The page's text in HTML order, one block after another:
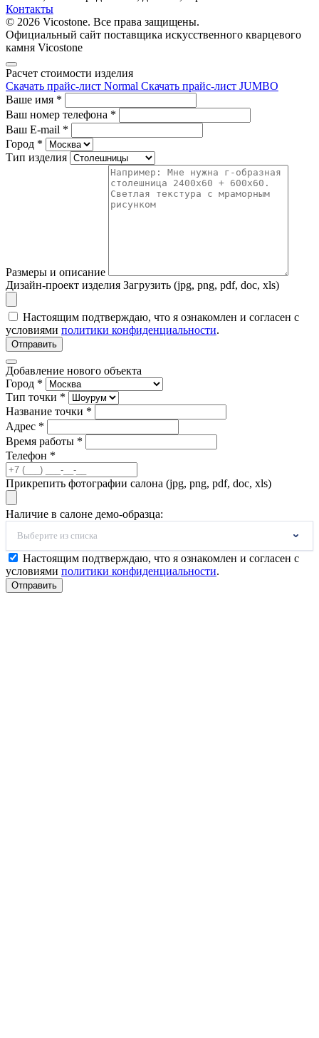
Контакты
© 2026 Vicostone. Все права защищены.
Официальный сайт поставщика искусственного кварцевого
камня Vicostone
Расчет стоимости изделия
Скачать прайс-лист Normal Скачать прайс-лист JUMBO
Ваше имя *
Ваш номер телефона *
Ваш E-mail *
Город *
Тип изделия
Размеры и описание
Дизайн-проект изделия Загрузить (jpg, png, pdf, doc, xls)
Настоящим подтверждаю, что я ознакомлен и согласен с
условиями политики конфиденциальности.
Отправить
Добавление нового объекта
Город *
Тип точки *
Название точки *
Адрес *
Время работы *
Телефон *
Прикрепить фотографии салона (jpg, png, pdf, doc, xls)
Наличие в салоне демо-образца:
Выберите из списка
Настоящим подтверждаю, что я ознакомлен и согласен с
условиями политики конфиденциальности.
Отправить